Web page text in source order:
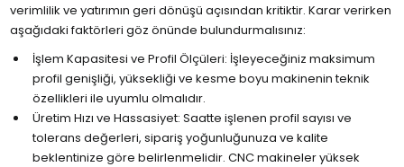
verimlilik ve yatırımın geri dönüşü açısından kritiktir. Karar verirken
aşağıdaki faktörleri göz önünde bulundurmalısınız:
İşlem Kapasitesi ve Profil Ölçüleri: İşleyeceğiniz maksimum
profil genişliği, yüksekliği ve kesme boyu makinenin teknik
özellikleri ile uyumlu olmalıdır.
Üretim Hızı ve Hassasiyet: Saatte işlenen profil sayısı ve
tolerans değerleri, sipariş yoğunluğunuza ve kalite
beklentinize göre belirlenmelidir. CNC makineler yüksek